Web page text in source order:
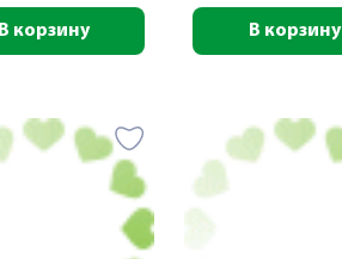
В корзину В корзину